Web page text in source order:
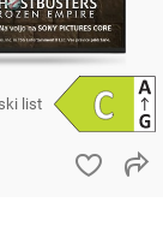
list